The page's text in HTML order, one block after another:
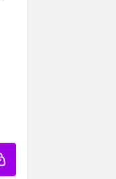
Adicionar à sacola